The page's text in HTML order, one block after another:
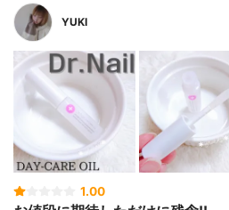
YUKI
1.00